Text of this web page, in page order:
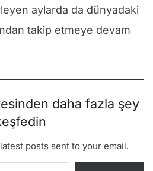
aylarda da dünyadaki
takip etmeye devam
daha fazla şey
posts sent to your email.